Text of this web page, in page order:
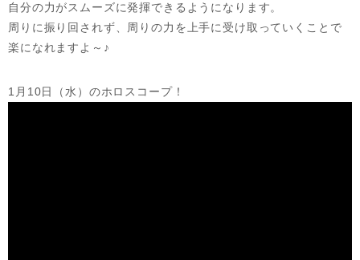
自分の力がスムーズに発揮できるようになります。
周りに振り回されず、周りの力を上手に受け取っていくことで
楽になれますよ～♪
1月10日（水）のホロスコープ！